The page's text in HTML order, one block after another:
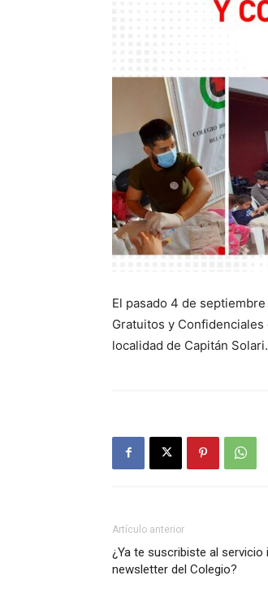
El pasado 4 de
Gratuitos y Confidenciales
localidad de Capitán Solari.
Artículo anterior
¿Ya te suscribiste al
newsletter del Colegio?